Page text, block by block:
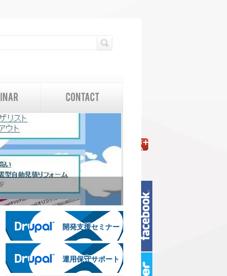
開発支援セミナー
開発支援セミナー
運用保守サポート
運用保守サポート